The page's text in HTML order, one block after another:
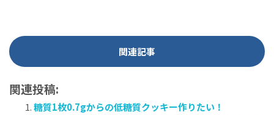
関連記事
関連投稿:
糖質1枚0.7gからの低糖質クッキー作りたい！